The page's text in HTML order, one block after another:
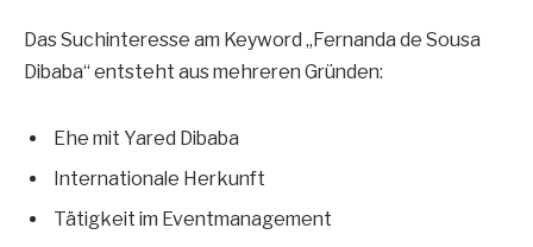
Das Suchinteresse am Keyword „Fernanda de Sousa
Dibaba“ entsteht aus mehreren Gründen:
Ehe mit Yared Dibaba
Internationale Herkunft
Tätigkeit im Eventmanagement